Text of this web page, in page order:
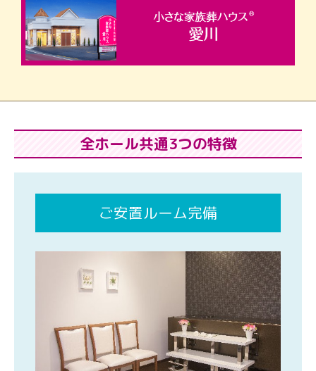
全ホール共通3つの特徴
ご安置ルーム完備